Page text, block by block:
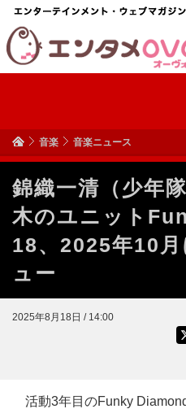
音楽 音楽ニュース
錦織一清（少年
木のユニット
18、2025年10
ュー
2025年8月18日 / 14:00
活動3年目のFunky